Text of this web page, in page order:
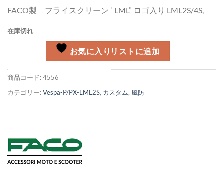
FACO製 フライスクリーン ” LML” ロゴ入り LML2S/4S,
在庫切れ
お気に入りリストに追加
商品コード:4556
カテゴリー:Vespa-P/PX-LML2S, カスタム, 風防